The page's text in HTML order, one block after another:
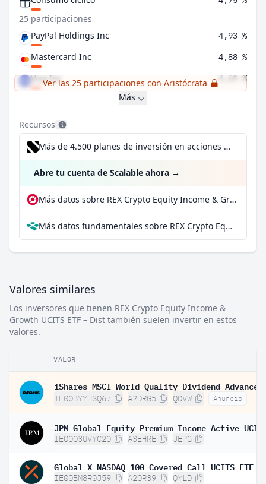
25 participaciones
PayPal Holdings Inc
4,93 %
Mastercard Inc 4,88 %
Visa Inc 4,69 %
Ver las 25 participaciones con Aristócrata
Más
Recursos
Más de 4.500 planes de inversión en acciones desde 1 €
Abre tu cuenta de Scalable ahora →
Más datos sobre REX Crypto Equity Income & Growth UCITS ETF – Dist en extraETF
Más datos fundamentales sobre REX Crypto Equity Income & Growth UCITS ETF – Dist en Parqet
Valores similares
Los inversores que tienen REX Crypto Equity Income &
Growth UCITS ETF – Dist también suelen invertir en estos
valores.
VALOR
IE00BYYHSQ67 A2DRG5 QDVW Anuncio
IE0003UVYC20 A3EHRE JEPG
Global X NASDAQ 100 Covered Call UCITS ETF
IE00BM8R0J59 A2QR39 QYLD